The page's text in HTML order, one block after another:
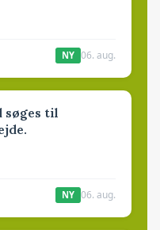
NY 06. aug.
til
NY 06. aug.